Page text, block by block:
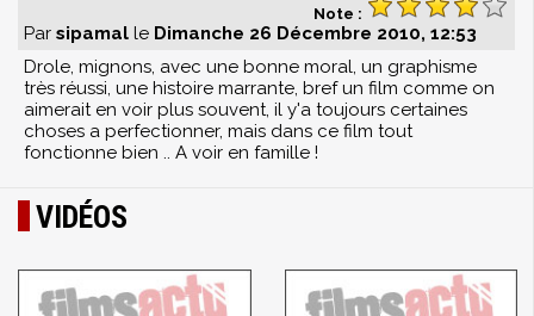
Note :
Par sipamal le Dimanche 26 Décembre 2010, 12:53
Drole, mignons, avec une bonne moral, un graphisme
très réussi, une histoire marrante, bref un film comme on
aimerait en voir plus souvent, il y'a toujours certaines
choses a perfectionner, mais dans ce film tout
fonctionne bien .. A voir en famille !
VIDÉOS